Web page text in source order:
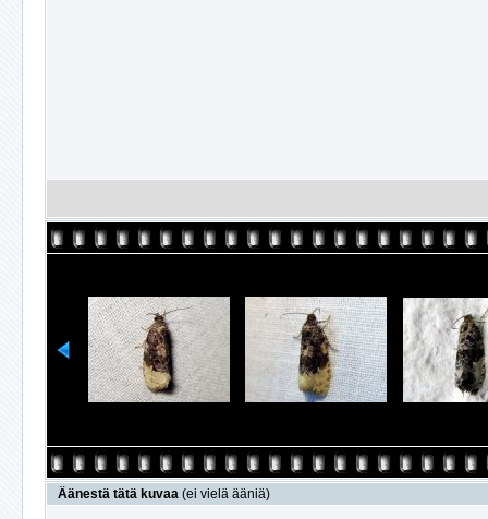
Äänestä tätä kuvaa (ei vielä ääniä)